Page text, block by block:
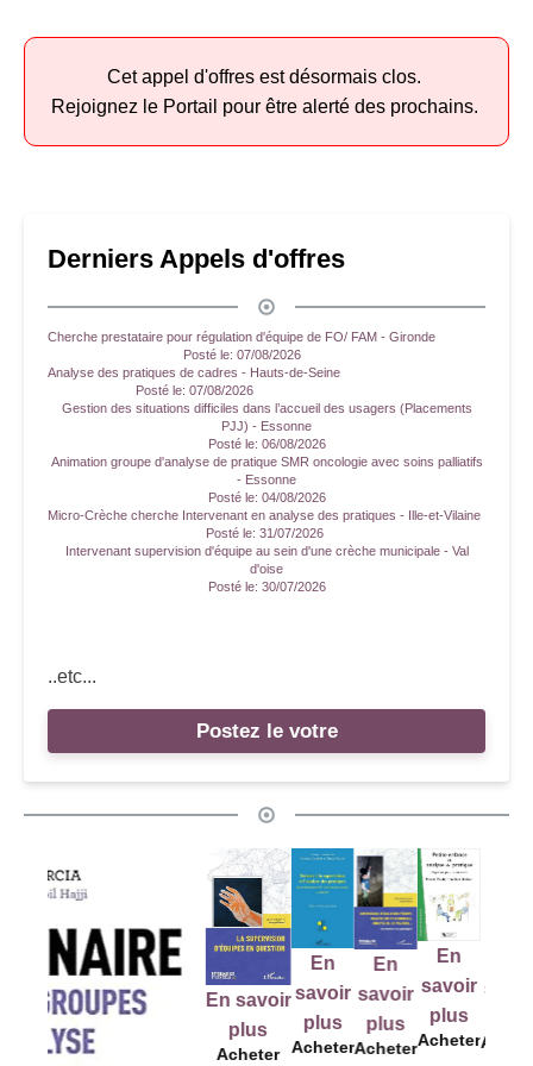
Cet appel d'offres est désormais clos.
Rejoignez le Portail pour être alerté des prochains.
Derniers Appels d'offres
Cherche prestataire pour régulation d'équipe de FO/ FAM - Gironde
Posté le: 07/08/2026
Analyse des pratiques de cadres - Hauts-de-Seine
Posté le: 07/08/2026
Gestion des situations difficiles dans l’accueil des usagers (Placements
PJJ) - Essonne
Posté le: 06/08/2026
Animation groupe d'analyse de pratique SMR oncologie avec soins palliatifs
- Essonne
Posté le: 04/08/2026
Micro-Crèche cherche Intervenant en analyse des pratiques - Ille-et-Vilaine
Posté le: 31/07/2026
Intervenant supervision d'équipe au sein d'une crèche municipale - Val
d'oise
Posté le: 30/07/2026
..etc...
Postez le votre
En savoir
Acheter
savoir
plus
Acheter
En
savoir
plus
Acheter
En
savoir
plus
Acheter
En
savoir
plus
Acheter